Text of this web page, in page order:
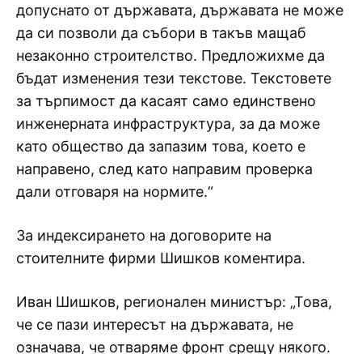
допуснато от държавата, държавата не може
да си позволи да събори в такъв мащаб
незаконно строителство. Предложихме да
бъдат изменения тези текстове. Текстовете
за търпимост да касаят само единствено
инженерната инфраструктура, за да може
като общество да запазим това, което е
направено, след като направим проверка
дали отговаря на нормите.“
За индексирането на договорите на
стоителните фирми Шишков коментира.
Иван Шишков, регионален министър: „Това,
че се пази интересът на държавата, не
означава, че отваряме фронт срещу някого.